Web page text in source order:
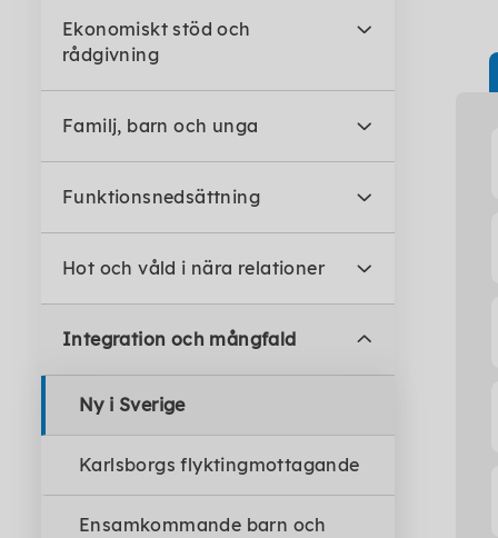
Ekonomiskt stöd och
rådgivning
Familj, barn och unga
Funktionsnedsättning
Hot och våld i nära relationer
Integration och mångfald
Ny i Sverige
Karlsborgs flyktingmottagande
Ensamkommande barn och